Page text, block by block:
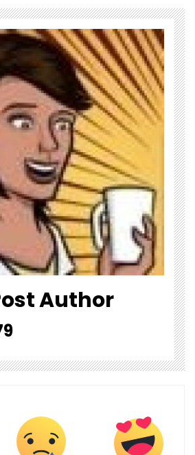
Author